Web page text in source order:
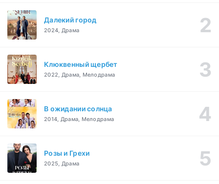
Далекий город
2024, Драма
Клюквенный щербет
2022, Драма, Мелодрама
В ожидании солнца
2014, Драма, Мелодрама
Розы и Грехи
2025, Драма